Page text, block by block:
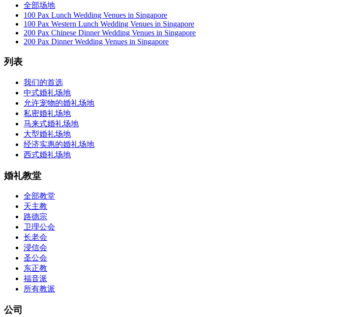
全部场地
100 Pax Lunch Wedding Venues in Singapore
100 Pax Western Lunch Wedding Venues in Singapore
200 Pax Chinese Dinner Wedding Venues in Singapore
200 Pax Dinner Wedding Venues in Singapore
列表
我们的首选
中式婚礼场地
允许宠物的婚礼场地
私密婚礼场地
马来式婚礼场地
大型婚礼场地
经济实惠的婚礼场地
西式婚礼场地
婚礼教堂
全部教堂
天主教
路德宗
卫理公会
长老会
浸信会
圣公会
东正教
福音派
所有教派
公司